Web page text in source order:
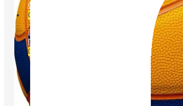
Список бажань
0
Порівняти
0